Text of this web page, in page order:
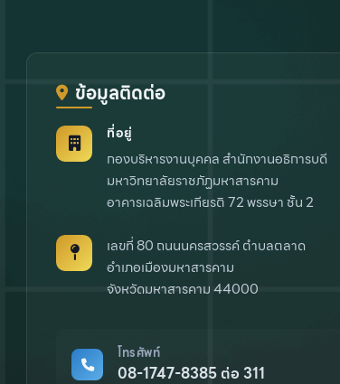
ข้อมูลติดต่อ
ที่อยู่
กองบริหารงานบุคคล สำนักงานอธิการบดี
มหาวิทยาลัยราชภัฏมหาสารคาม
อาคารเฉลิมพระเกียรติ 72 พรรษา ชั้น 2
เลขที่ 80 ถนนนครสวรรค์ ตำบลตลาด
อำเภอเมืองมหาสารคาม
จังหวัดมหาสารคาม 44000
โทรศัพท์
08-1747-8385 ต่อ 311